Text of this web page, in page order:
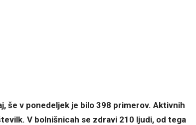
še v ponedeljek je bilo 398 primerov. Aktivnih
V bolnišnicah se zdravi 210 ljudi, od tega